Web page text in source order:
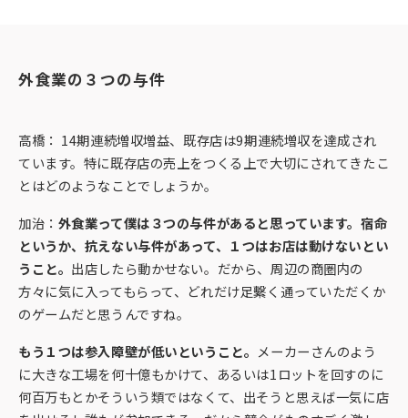
外食業の３つの与件
高橋： 14期連続増収増益、既存店は9期連続増収を達成され
ています。特に既存店の売上をつくる上で大切にされてきたこ
とはどのようなことでしょうか。
加治： 外食業って僕は３つの与件があると思っています。宿命
というか、抗えない与件があって、１つはお店は動けないとい
うこと。 出店したら動かせない。だから、周辺の商圏内の
方々に気に入ってもらって、どれだけ足繫く通っていただくか
のゲームだと思うんですね。
もう１つは参入障壁が低いということ。 メーカーさんのよう
に大きな工場を何十億もかけて、あるいは1ロットを回すのに
何百万もとかそういう類ではなくて、出そうと思えば一気に店